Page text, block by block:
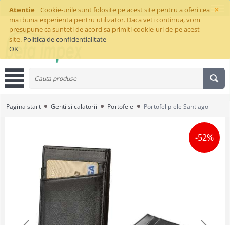
×
Atentie
Cookie-urile sunt folosite pe acest site pentru a oferi cea
mai buna experienta pentru utilizator. Daca veti continua, vom
presupune ca sunteti de acord sa primiti cookie-uri de pe acest
site. Politica de confidentialitate
OK
Pagina start Genti si calatorii Portofele Portofel piele Santiago
-52%